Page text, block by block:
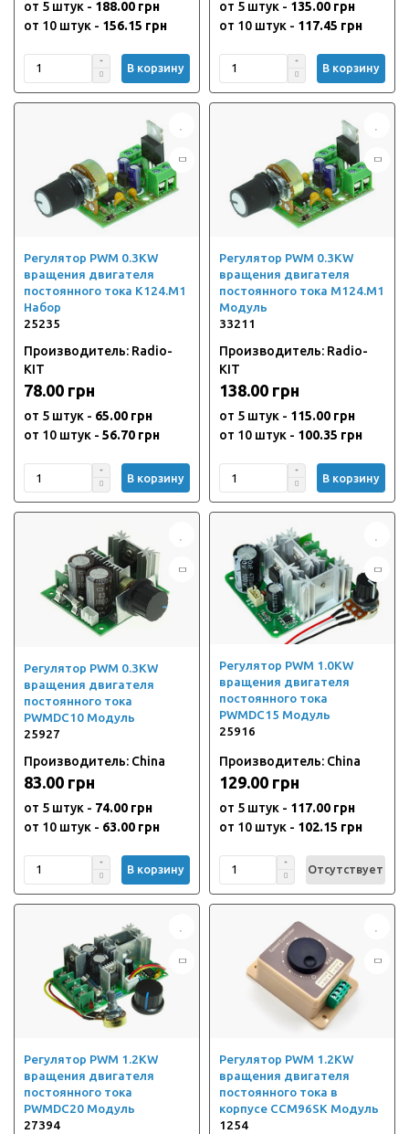
от 5 штук - 188.00 грн
от 10 штук - 156.15 грн
В корзину
от 5 штук - 135.00 грн
от 10 штук - 117.45 грн
В корзину
Регулятор PWM 0.3KW
вращения двигателя
постоянного тока K124.M1
Набор
25235
Производитель: Radio-
KIT
78.00 грн
от 5 штук - 65.00 грн
от 10 штук - 56.70 грн
В корзину
Регулятор PWM 0.3KW
вращения двигателя
постоянного тока M124.M1
Модуль
33211
Производитель: Radio-
KIT
138.00 грн
от 5 штук - 115.00 грн
от 10 штук - 100.35 грн
В корзину
Регулятор PWM 0.3KW
вращения двигателя
постоянного тока
PWMDC10 Модуль
25927
Производитель: China
83.00 грн
от 5 штук - 74.00 грн
от 10 штук - 63.00 грн
В корзину
Регулятор PWM 1.0KW
вращения двигателя
постоянного тока
PWMDC15 Модуль
25916
Производитель: China
129.00 грн
от 5 штук - 117.00 грн
от 10 штук - 102.15 грн
Отсутствует
Регулятор PWM 1.2KW
вращения двигателя
постоянного тока
PWMDC20 Модуль
27394
Регулятор PWM 1.2KW
вращения двигателя
постоянного тока в
корпусе CCM96SK Модуль
1254